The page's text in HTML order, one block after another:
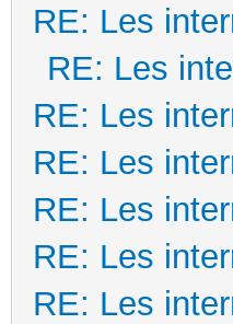
RE: Les
RE: Les
RE: Les
RE: Les
RE: Les
RE: Les
RE: Les